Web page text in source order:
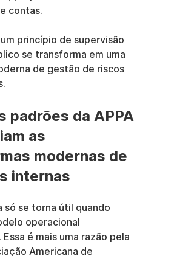
contas.
princípio de supervisão
se transforma em uma
de gestão de riscos
padrões da APPA
as
modernas de
internas
só se torna útil quando
operacional
é mais uma razão pela
Americana de